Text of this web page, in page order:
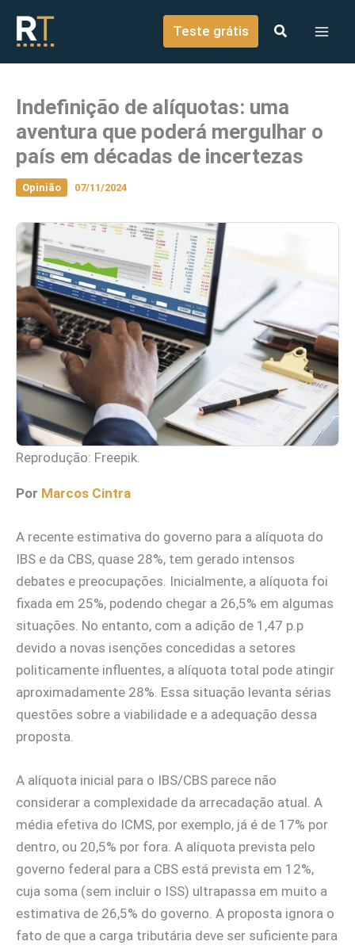
conteúdo
Teste grátis
Indefinição de alíquotas: uma
aventura que poderá mergulhar o
país em décadas de incertezas
Opinião 07/11/2024
Reprodução: Freepik.
Por Marcos Cintra
A recente estimativa do governo para a alíquota do
IBS e da CBS, quase 28%, tem gerado intensos
debates e preocupações. Inicialmente, a alíquota foi
fixada em 25%, podendo chegar a 26,5% em algumas
situações. No entanto, com a adição de 1,47 p.p
devido a novas isenções concedidas a setores
politicamente influentes, a alíquota total pode atingir
aproximadamente 28%. Essa situação levanta sérias
questões sobre a viabilidade e a adequação dessa
proposta.
A alíquota inicial para o IBS/CBS parece não
considerar a complexidade da arrecadação atual. A
média efetiva do ICMS, por exemplo, já é de 17% por
dentro, ou 20,5% por fora. A alíquota prevista pelo
governo federal para a CBS está prevista em 12%,
cuja soma (sem incluir o ISS) ultrapassa em muito a
estimativa de 26,5% do governo. A proposta ignora o
fato de que a carga tributária deve ser suficiente para